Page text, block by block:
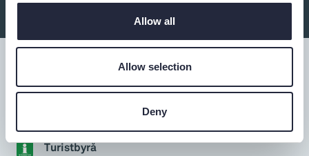
Allow all
Allow selection
Deny
Turistbyrå